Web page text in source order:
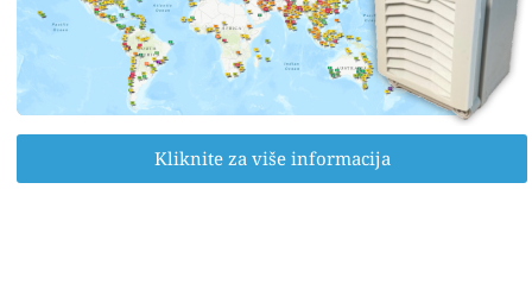
Kliknite za više informacija